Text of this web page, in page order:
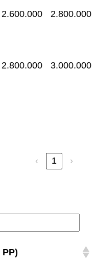
2.600.000 2.800.000
2.800.000 3.000.000
‹ 1 ›
PP)